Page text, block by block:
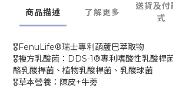
商品描述 了解更多
送貨及付
式
🎖️FenuLife®瑞士專利葫蘆巴萃取物
🎖️複方乳酸菌：DDS-1®專利嗜酸性乳酸桿
酪乳酸桿菌、植物乳酸桿菌、乳酸球菌
🎖️草本營養：陳皮+牛蒡